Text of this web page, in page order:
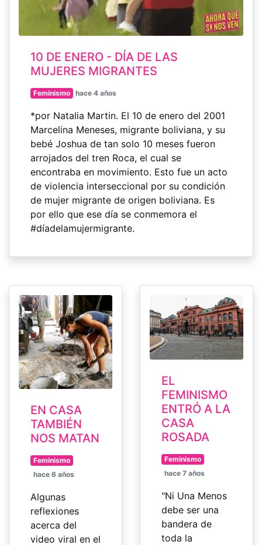
10 DE ENERO - DÍA DE LAS
MUJERES MIGRANTES
Feminismo hace 4 años
*por Natalia Martin. El 10 de enero del 2001
Marcelina Meneses, migrante boliviana, y su
bebé Joshua de tan solo 10 meses fueron
arrojados del tren Roca, el cual se
encontraba en movimiento. Esto fue un acto
de violencia interseccional por su condición
de mujer migrante de origen boliviana. Es
por ello que ese día se conmemora el
#díadelamujermigrante.
EN CASA
TAMBIÉN
NOS MATAN
Feminismo
hace 6 años
Algunas
reflexiones
acerca del
video viral en el
EL
FEMINISMO
ENTRÓ A LA
CASA
ROSADA
Feminismo
hace 7 años
"Ni Una Menos
debe ser una
bandera de
toda la